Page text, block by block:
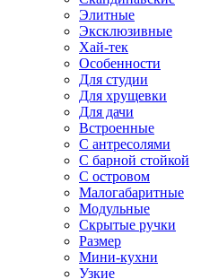
Элитные
Эксклюзивные
Хай-тек
Особенности
Для студии
Для хрущевки
Для дачи
Встроенные
С антресолями
С барной стойкой
С островом
Малогабаритные
Модульные
Скрытые ручки
Размер
Мини-кухни
Узкие